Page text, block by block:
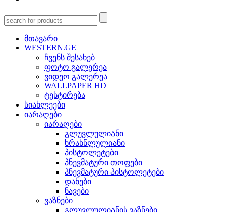
მთავარი
WESTERN.GE
ჩვენს შესახებ
ფოტო გალერეა
ვიდეო გალერეა
WALLPAPER HD
ტესტირება
სიახლეები
იარაღები
იარაღები
გლუვლულიანი
ხრახნლულიანი
პისტოლეტები
პნევმატური თოფები
პნევმატური პისტოლეტები
დანები
ნავები
ვაზნები
გლუვლულიანის ვაზნები